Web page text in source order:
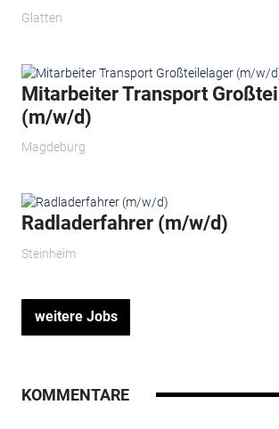
Glatten
Mitarbeiter Transport
(m/w/d)
Magdeburg
Radladerfahrer (m/w/d)
Steinheim
weitere Jobs
KOMMENTARE